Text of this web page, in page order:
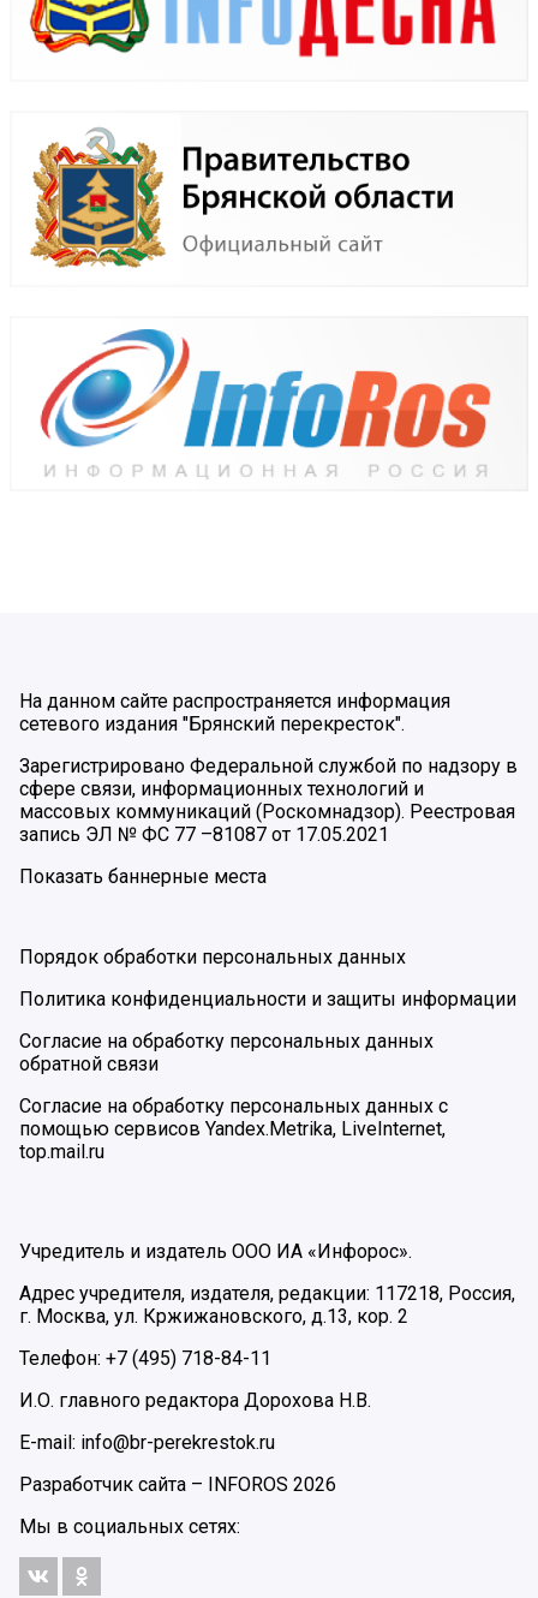
На данном сайте распространяется информация
сетевого издания "Брянский перекресток".
Зарегистрировано Федеральной службой по надзору в
сфере связи, информационных технологий и
массовых коммуникаций (Роскомнадзор). Реестровая
запись ЭЛ № ФС 77 –81087 от 17.05.2021
Показать баннерные места
Порядок обработки персональных данных
Политика конфиденциальности и защиты информации
Согласие на обработку персональных данных
обратной связи
Согласие на обработку персональных данных с
помощью сервисов Yandex.Metrika, LiveInternet,
top.mail.ru
Учредитель и издатель ООО ИА «Инфорос».
Адрес учредителя, издателя, редакции: 117218, Россия,
г. Москва, ул. Кржижановского, д.13, кор. 2
Телефон: +7 (495) 718-84-11
И.О. главного редактора Дорохова Н.В.
E-mail: info@br-perekrestok.ru
Разработчик сайта –
INFOROS 2026
Мы в социальных сетях: